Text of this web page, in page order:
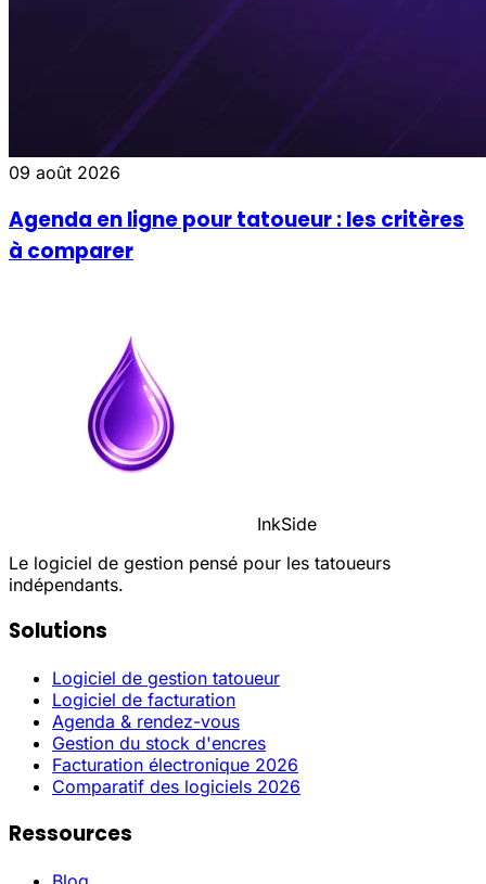
09 août 2026
Agenda en ligne pour tatoueur : les critères
à comparer
InkSide
Le logiciel de gestion pensé pour les tatoueurs
indépendants.
Solutions
Logiciel de gestion tatoueur
Logiciel de facturation
Agenda & rendez-vous
Gestion du stock d'encres
Facturation électronique 2026
Comparatif des logiciels 2026
Ressources